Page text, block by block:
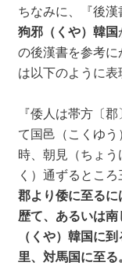
ちなみに、『後
狗邪（くや）韓国
の後漢書を参考
は以下のように表
『倭人は帯方〔
て国邑（こくゆ
時、朝見（ちょ
く）通ずるところ
郡より倭に至る
歴て、あるいは
（くや）韓国に
里、対馬国に至る。